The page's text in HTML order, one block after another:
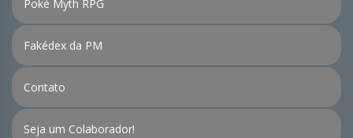
Poké Myth RPG
Fakédex da PM
Contato
Seja um Colaborador!